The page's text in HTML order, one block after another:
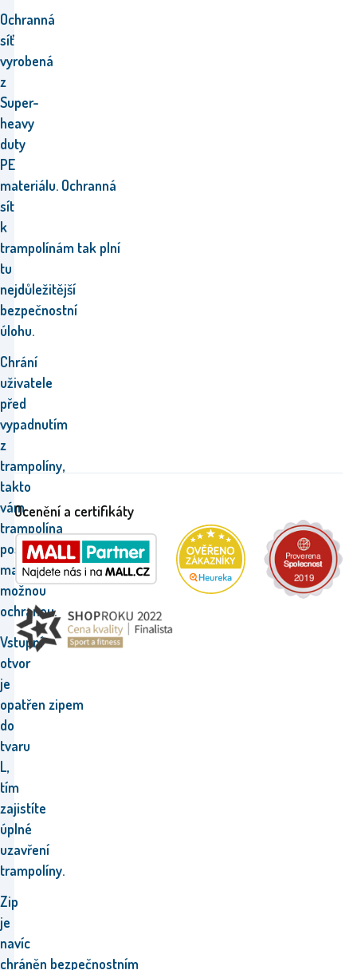
Ochranná
síť
vyrobená
z
Super-
heavy
duty
PE
materiálu. Ochranná
sít
k
trampolínám tak plní
tu
nejdůležitější
bezpečnostní
úlohu.
Chrání
uživatele
před
vypadnutím
z
trampolíny,
takto
vám
trampolína
poskytne
maximální
možnou
ochranou.
Vstupní
otvor
je
opatřen zipem
do
tvaru
L,
tím
zajistíte
úplné
uzavření
trampolíny.
Zip
je
navíc
chráněn bezpečnostním
Ocenění a certifikáty